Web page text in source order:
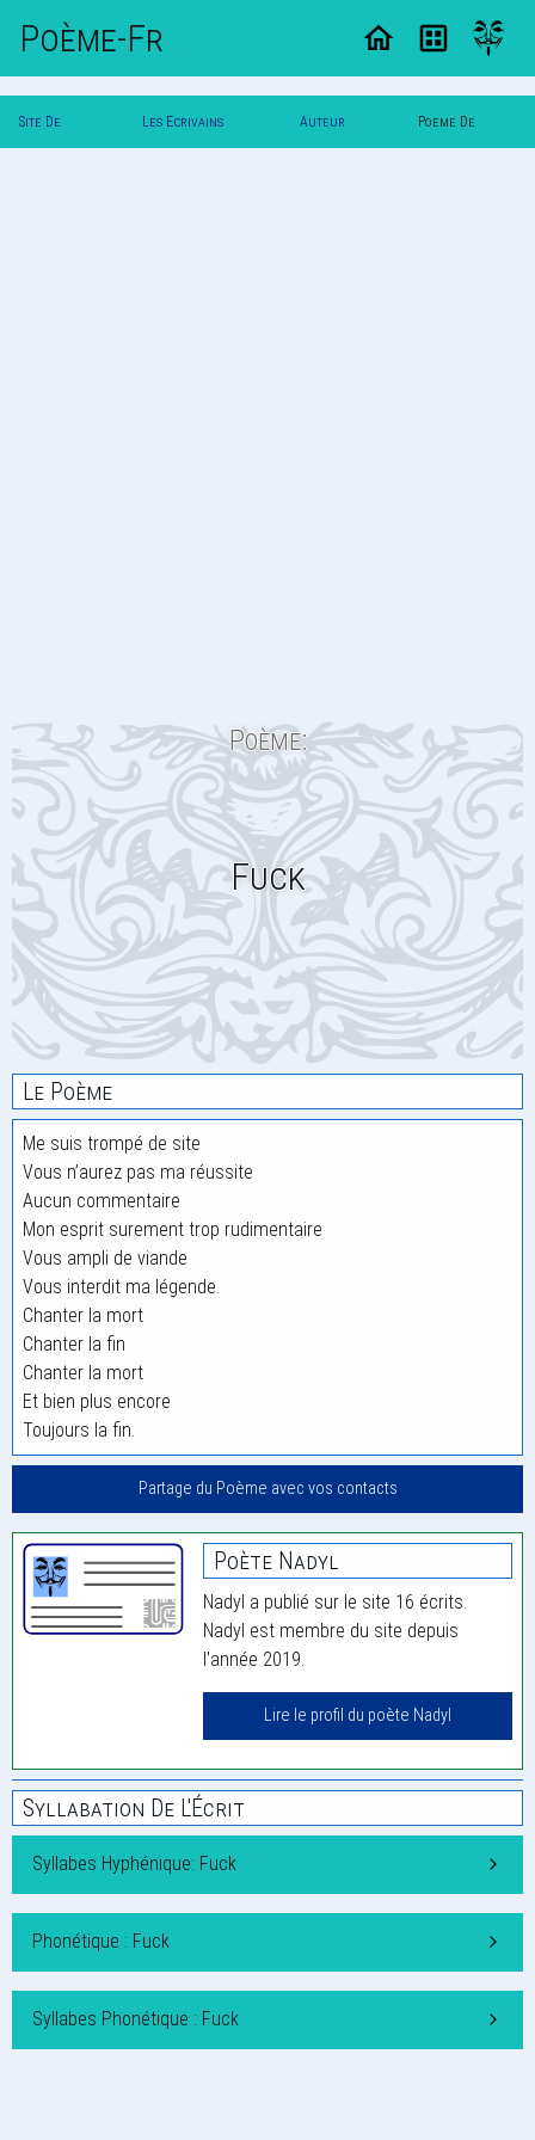
Poème-Fr
Site De Les Ecrivains Auteur Poeme De
Poème:
Fuck
Le Poème
Me suis trompé de site
Vous n’aurez pas ma réussite
Aucun commentaire
Mon esprit surement trop rudimentaire
Vous ampli de viande
Vous interdit ma légende.
Chanter la mort
Chanter la fin
Chanter la mort
Et bien plus encore
Toujours la fin.
Partage du Poème avec vos contacts
Poète Nadyl
Nadyl a publié sur le site 16 écrits.
Nadyl est membre du site depuis
l'année 2019.
Lire le profil du poète Nadyl
Syllabation De L'Écrit
Syllabes Hyphénique: Fuck
Phonétique : Fuck
Syllabes Phonétique : Fuck